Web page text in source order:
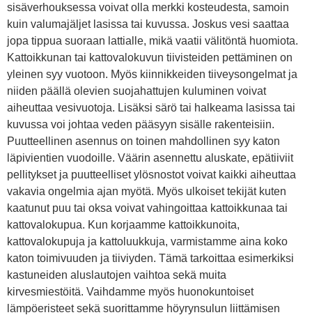
sisäverhouksessa voivat olla merkki kosteudesta, samoin
kuin valumajäljet lasissa tai kuvussa. Joskus vesi saattaa
jopa tippua suoraan lattialle, mikä vaatii välitöntä huomiota.
Kattoikkunan tai kattovalokuvun tiivisteiden pettäminen on
yleinen syy vuotoon. Myös kiinnikkeiden tiiveysongelmat ja
niiden päällä olevien suojahattujen kuluminen voivat
aiheuttaa vesivuotoja. Lisäksi särö tai halkeama lasissa tai
kuvussa voi johtaa veden pääsyyn sisälle rakenteisiin.
Puutteellinen asennus on toinen mahdollinen syy katon
läpivientien vuodoille. Väärin asennettu aluskate, epätiiviit
pellitykset ja puutteelliset ylösnostot voivat kaikki aiheuttaa
vakavia ongelmia ajan myötä. Myös ulkoiset tekijät kuten
kaatunut puu tai oksa voivat vahingoittaa kattoikkunaa tai
kattovalokupua. Kun korjaamme kattoikkunoita,
kattovalokupuja ja kattoluukkuja, varmistamme aina koko
katon toimivuuden ja tiiviyden. Tämä tarkoittaa esimerkiksi
kastuneiden aluslautojen vaihtoa sekä muita
kirvesmiestöitä. Vaihdamme myös huonokuntoiset
lämpöeristeet sekä suorittamme höyrynsulun liittämisen